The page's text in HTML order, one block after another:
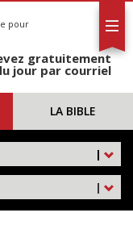
pour
gratuitement
jour par courriel
LA BIBLE
|
|